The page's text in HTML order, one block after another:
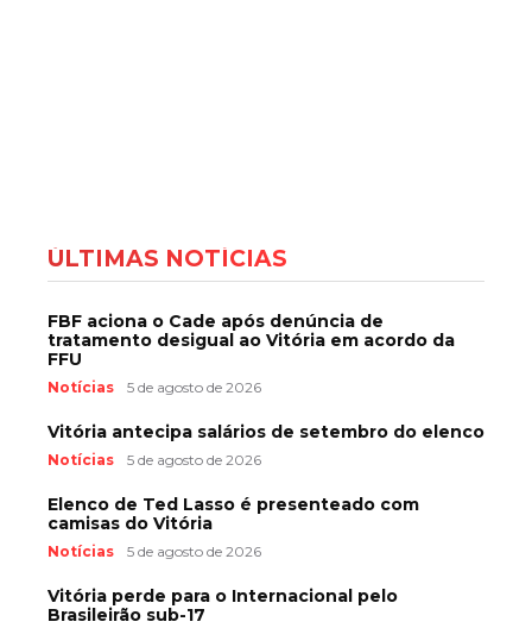
ÚLTIMAS NOTÍCIAS
FBF aciona o Cade após denúncia de
tratamento desigual ao Vitória em acordo da
FFU
Notícias 5 de agosto de 2026
Vitória antecipa salários de setembro do elenco
Notícias 5 de agosto de 2026
Elenco de Ted Lasso é presenteado com
camisas do Vitória
Notícias 5 de agosto de 2026
Vitória perde para o Internacional pelo
Brasileirão sub-17